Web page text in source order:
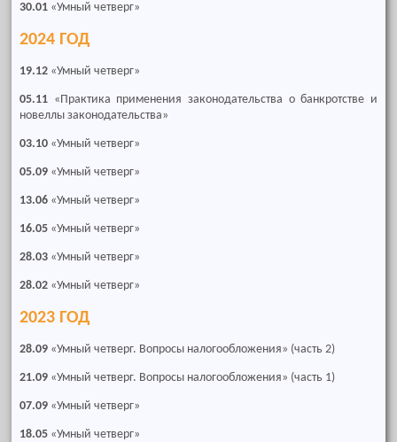
30.01 «Умный четверг»
2024 ГОД
19.12 «Умный четверг»
05.11 «Практика применения законодательства о банкротстве и
новеллы законодательства»
03.10 «Умный четверг»
05.09 «Умный четверг»
13.06 «Умный четверг»
16.05 «Умный четверг»
28.03 «Умный четверг»
28.02 «Умный четверг»
2023 ГОД
28.09 «Умный четверг. Вопросы налогообложения» (часть 2)
21.09 «Умный четверг. Вопросы налогообложения» (часть 1)
07.09 «Умный четверг»
18.05 «Умный четверг»